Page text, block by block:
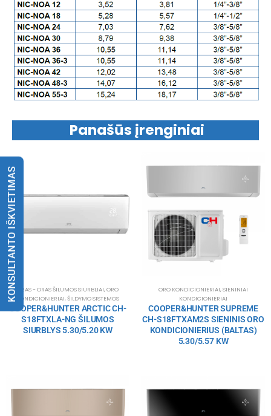
Panašūs įrenginiai
ORAS - ORAS ŠILUMOS SIURBLIAI,ORO
KONDICIONIERIAI,ŠILDYMO SISTEMOS
COOPER&HUNTER ARCTIC CH-
S18FTXLA-NG ŠILUMOS
SIURBLYS 5.30/5.20 KW
ORO KONDICIONIERIAI,SIENINIAI
KONDICIONIERIAI
COOPER&HUNTER SUPREME
CH-S18FTXAM2S SIENINIS ORO
KONDICIONIERIUS (BALTAS)
5.30/5.57 KW
KONSULTANTO IŠKVIETIMAS